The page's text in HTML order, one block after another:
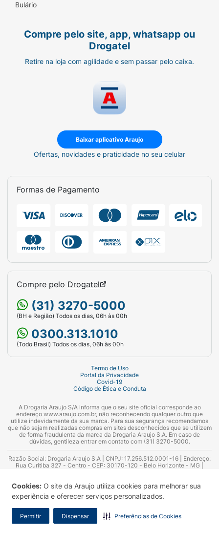
Cookies: O site da Araujo utiliza cookies para melhorar sua
experiência e oferecer serviços personalizados.
Permitir Dispensar Preferências de Cookies
Bulário
Compre pelo site, app, whatsapp ou
Drogatel
Retire na loja com agilidade e sem passar pelo caixa.
Baixar aplicativo Araujo
Ofertas, novidades e praticidade no seu celular
Formas de Pagamento
Compre pelo Drogatel
(31) 3270-5000
(BH e Região) Todos os dias, 06h às 00h
0300.313.1010
(Todo Brasil) Todos os dias, 06h às 00h
Termo de Uso
Portal da Privacidade
Covid-19
Código de Ética e Conduta
A Drogaria Araujo S/A informa que o seu site oficial corresponde ao
endereço www.araujo.com.br, não reconhecendo qualquer outro que
utilize indevidamente da sua marca. Para sua segurança recomendamos
que não sejam realizadas compras em sites desconhecidos que se utilizem
de forma fraudulenta da marca da Drogaria Araujo S.A. Em caso de
dúvidas, gentileza entrar em contato com (31) 3270-5000.
Razão Social: Drogaria Araujo S.A | CNPJ: 17.256.512.0001-16 | Endereço:
Rua Curitiba 327 - Centro - CEP: 30170-120 - Belo Horizonte - MG |
Azevedo Guimarães – CRF 10.965 | Yasmin Silva Alvarenga – CRF 52.584 -
Consultor substituto: Thiago Aguiar Pinheiro - CRF Nº 13.748. Alvará
Sanitário: 2025020713 | Autorização de Funcionamento da Empresa (AFE):